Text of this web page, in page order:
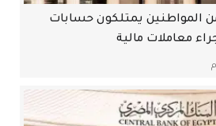
المركزي: 79% من المواطنين يمتلكون حسابات
معاملات مالية